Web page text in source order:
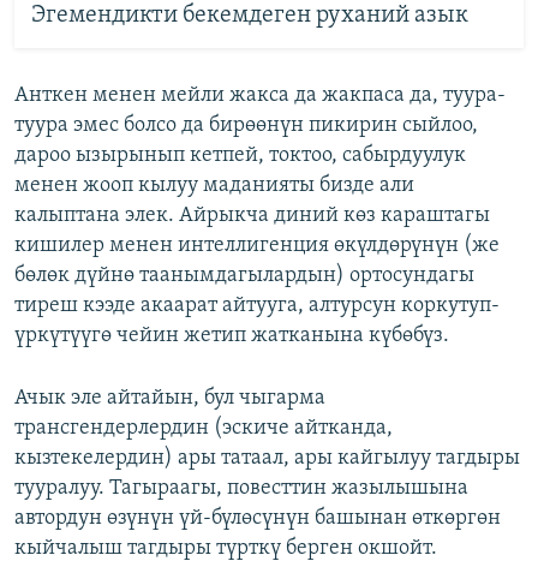
Эгемендикти бекемдеген руханий азык
Анткен менен мейли жакса да жакпаса да, туура-
туура эмес болсо да бирөөнүн пикирин сыйлоо,
дароо ызырынып кетпей, токтоо, сабырдуулук
менен жооп кылуу маданияты бизде али
калыптана элек. Айрыкча диний көз караштагы
кишилер менен интеллигенция өкүлдөрүнүн (же
бөлөк дүйнө таанымдагылардын) ортосундагы
тиреш кээде акаарат айтууга, алтурсун коркутуп-
үркүтүүгө чейин жетип жатканына күбөбүз.
Ачык эле айтайын, бул чыгарма
трансгендерлердин (эскиче айтканда,
кызтекелердин) ары татаал, ары кайгылуу тагдыры
тууралуу. Тагыраагы, повесттин жазылышына
автордун өзүнүн үй-бүлөсүнүн башынан өткөргөн
кыйчалыш тагдыры түрткү берген окшойт.